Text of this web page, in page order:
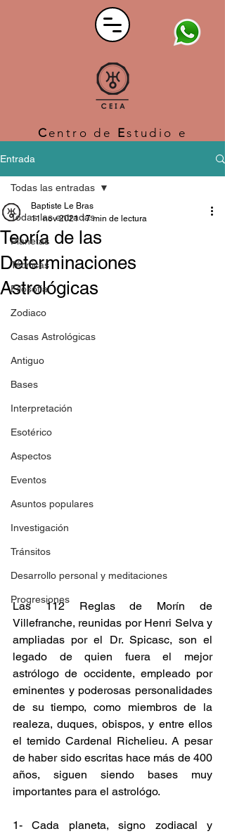
Centro de Estudio e
Entrada
Todas las entradas
Planetas
Técnicas
Filosofia
Zodiaco
Casas Astrológicas
Antiguo
Bases
Interpretación
Esotérico
Aspectos
Eventos
Asuntos populares
Investigación
Tránsitos
Desarrollo personal y meditaciones
Progresiones
Todas las entradas
Teoría de las
Determinaciones
Astrológicas
Baptiste Le Bras
11 nov 2021 17 min de lectura
Las 112 Reglas de Morín de
Villefranche, reunidas por Henri Selva y
ampliadas por el Dr. Spicasc, son el
legado de quien fuera el mejor
astrólogo de occidente, empleado por
eminentes y poderosas personalidades
de su tiempo, como miembros de la
realeza, duques, obispos, y entre ellos
el temido Cardenal Richelieu. A pesar
de haber sido escritas hace más de 400
años, siguen siendo bases muy
importantes para el astrológo.
1- Cada planeta, signo zodiacal y